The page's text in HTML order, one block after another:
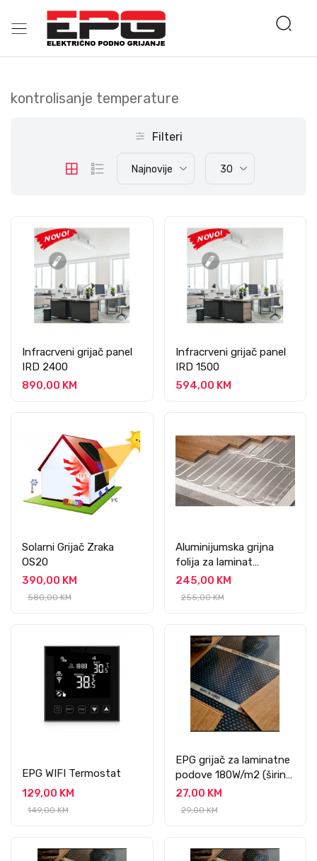
kontrolisanje temperature
Filteri
Najnovije 30
Infracrveni grijač panel
IRD 2400
890,00 KM
Infracrveni grijač panel
IRD 1500
594,00 KM
Solarni Grijač Zraka
OS20
390,00 KM
580,00 KM
Aluminijumska grijna
folija za laminat
5m2/150W
245,00 KM
255,00 KM
EPG WIFI Termostat
129,00 KM
149,00 KM
EPG grijač za laminatne
podove 180W/m2 (širine
100 cm)
27,00 KM
29,00 KM